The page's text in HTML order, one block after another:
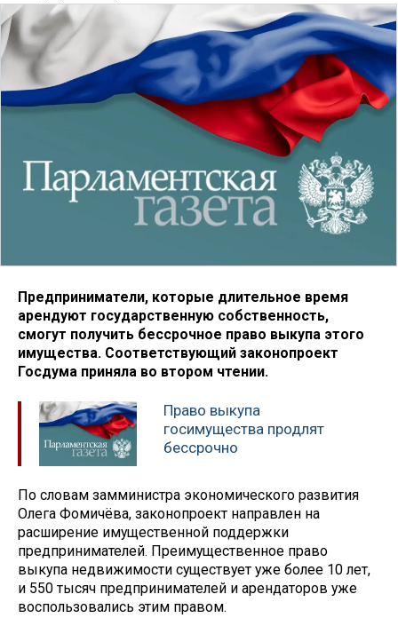
Предприниматели, которые длительное время
арендуют государственную собственность,
смогут получить бессрочное право выкупа этого
имущества. Соответствующий законопроект
Госдума приняла во втором чтении.
Право выкупа
госимущества продлят
бессрочно
По словам замминистра экономического развития
Олега Фомичёва, законопроект направлен на
расширение имущественной поддержки
предпринимателей. Преимущественное право
выкупа недвижимости существует уже более 10 лет,
и 550 тысяч предпринимателей и арендаторов уже
воспользовались этим правом.